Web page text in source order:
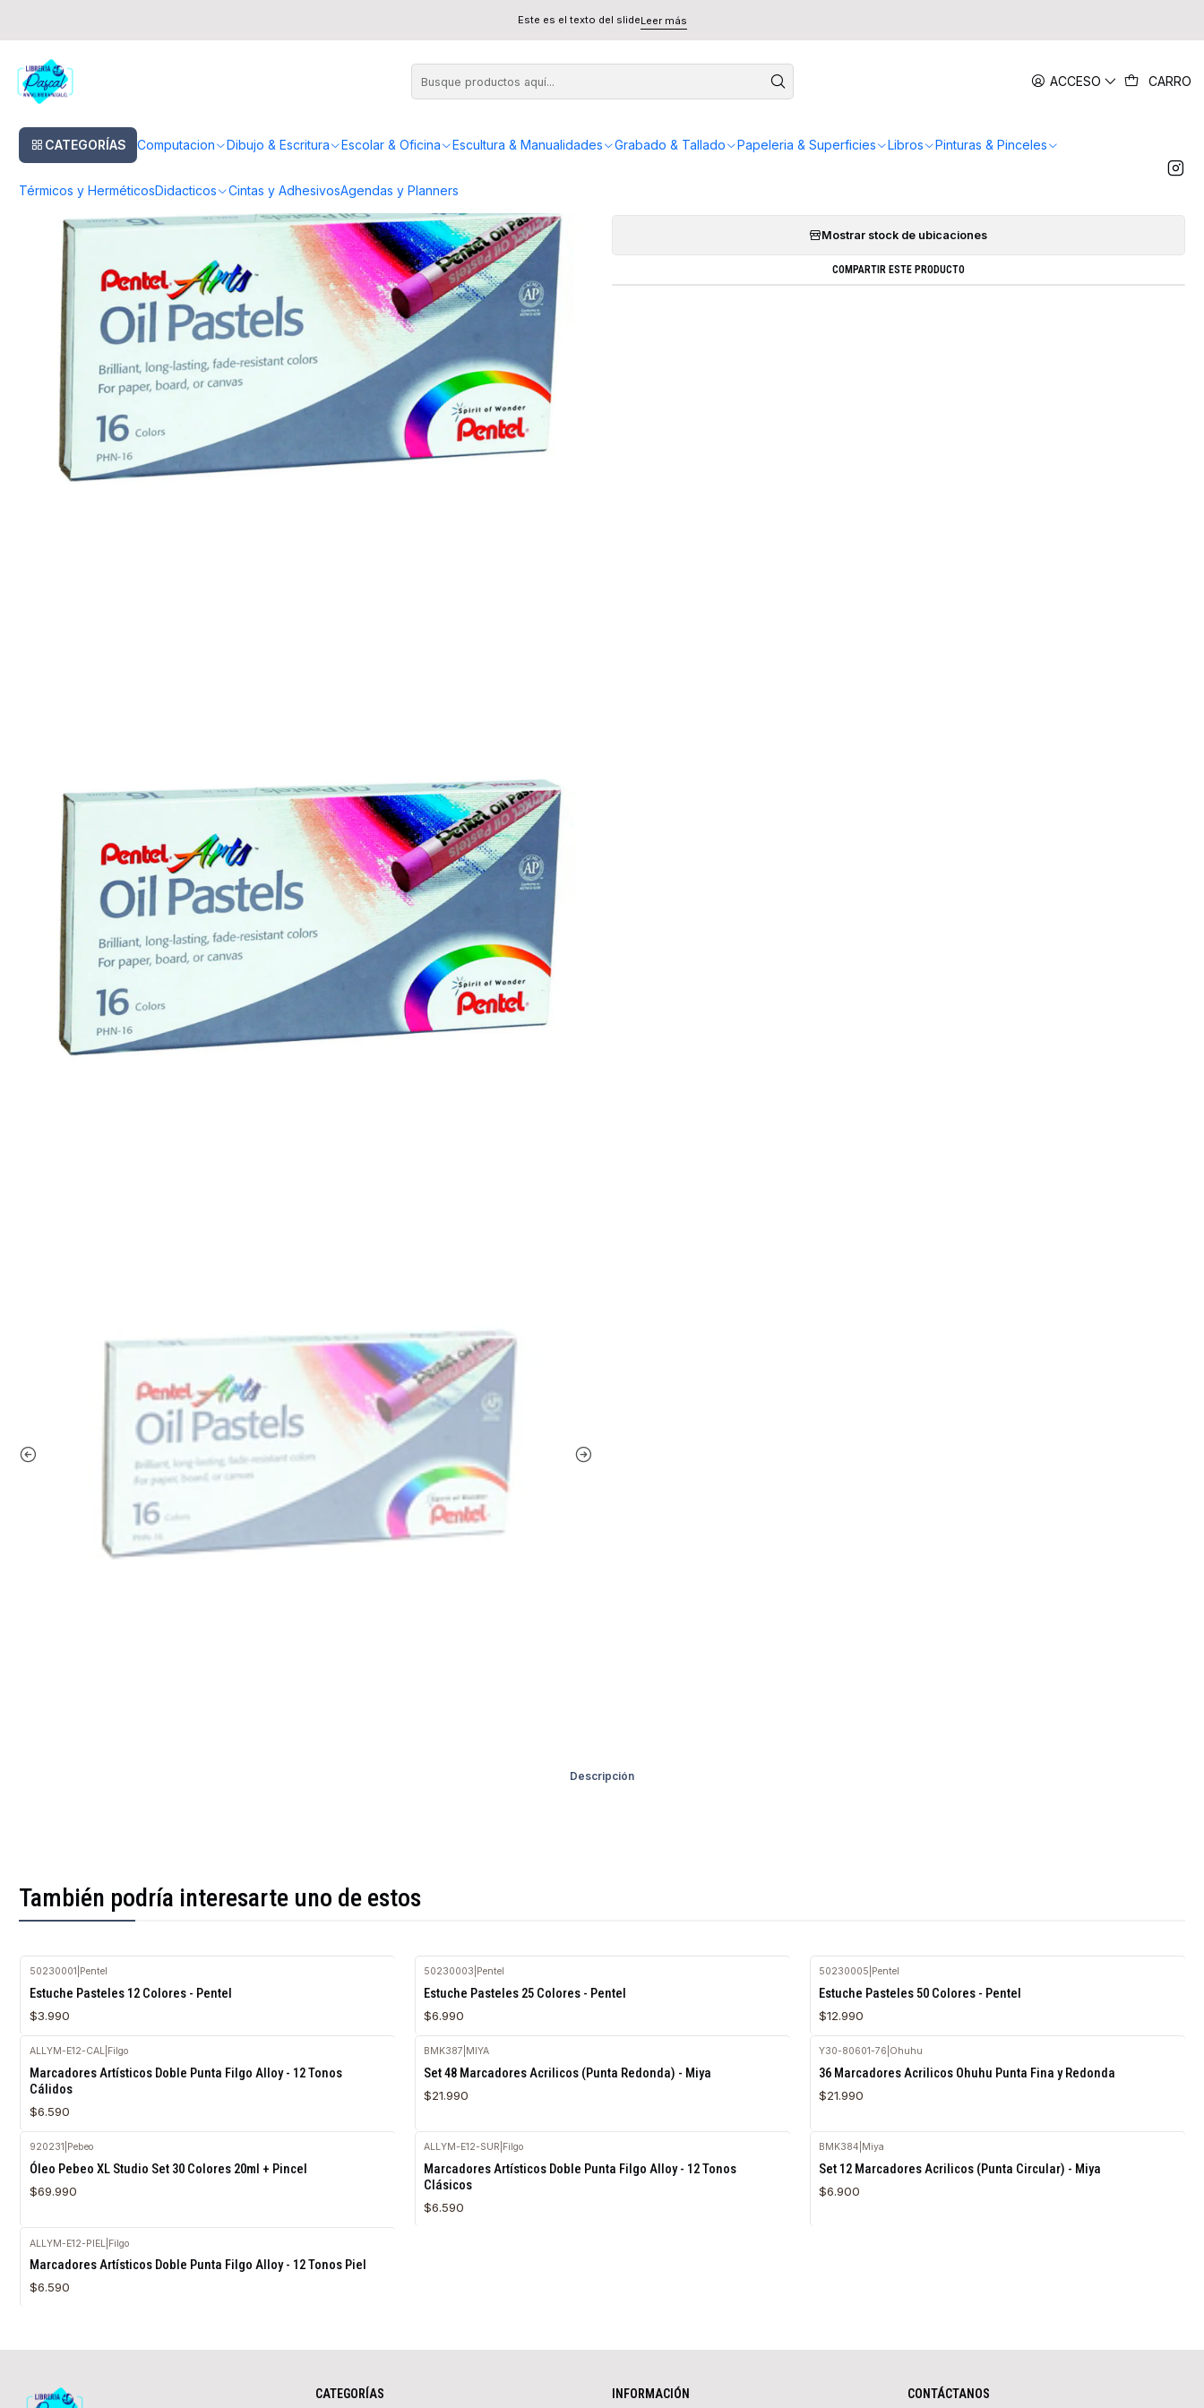
ACCESO CARRO
CATEGORÍAS Computacion Dibujo & Escritura Escolar & Oficina Escultura & Manualidades Grabado & Tallado Papeleria & Superficies Libros Pinturas & Pinceles
Térmicos y HerméticosDidacticos Cintas y AdhesivosAgendas y Planners
Este es el texto del slideLeer más
Estuche Pasteles 16 Colores - Pentel
Cantidad
AGREGAR AL CARRO COMPRAR AHORA
Mostrar stock de ubicaciones
COMPARTIR ESTE PRODUCTO
Descripción
También podría interesarte uno de estos
50230001 Pentel
Estuche Pasteles 12 Colores - Pentel
$3.990
50230003 Pentel
Estuche Pasteles 25 Colores - Pentel
$6.990
50230005 Pentel
Estuche Pasteles 50 Colores - Pentel
$12.990
ALLYM-E12-CAL| Filgo
Marcadores Artísticos Doble Punta Filgo Alloy - 12 Tonos
Cálidos
$6.590
BMK387 MIYA
Set 48 Marcadores Acrilicos (Punta Redonda) - Miya
$21.990
Y30-80601-76 Ohuhu
36 Marcadores Acrilicos Ohuhu Punta Fina y Redonda
$21.990
920231 Pebeo
Óleo Pebeo XL Studio Set 30 Colores 20ml + Pincel
$69.990
ALLYM-E12-SUR Filgo
Marcadores Artísticos Doble Punta Filgo Alloy - 12 Tonos
Clásicos
$6.590
BMK384 Miya
Set 12 Marcadores Acrilicos (Punta Circular) - Miya
$6.900
ALLYM-E12-PIEL Filgo
Marcadores Artísticos Doble Punta Filgo Alloy - 12 Tonos Piel
$6.590
CATEGORÍAS INFORMACIÓN CONTÁCTANOS